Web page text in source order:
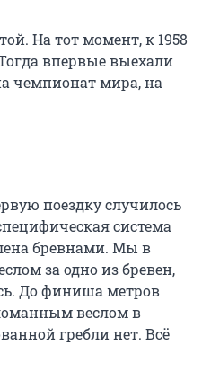
На тот момент, к 1958
впервые выехали
чемпионат мира, на
поездку случилось
система
бревнами. Мы в
за одно из бревен,
До финиша метров
веслом в
гребли нет. Всё